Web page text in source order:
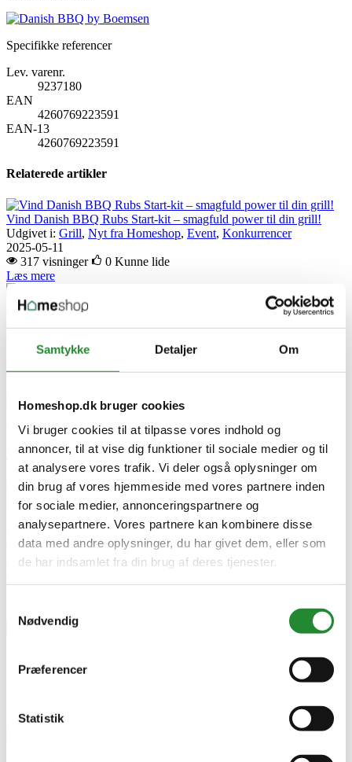
Samtykke Detaljer Om
Homeshop.dk bruger cookies
Vi bruger cookies til at tilpasse vores indhold og
annoncer, til at vise dig funktioner til sociale medier og til
at analysere vores trafik. Vi deler også oplysninger om
din brug af vores hjemmeside med vores partnere inden
for sociale medier, annonceringspartnere og
analysepartnere. Vores partnere kan kombinere disse
data med andre oplysninger, du har givet dem, eller som
de har indsamlet fra din brug af deres tjenester.
Nødvendig
Præferencer
Statistik
Specifikke referencer
Lev. varenr.
9237180
EAN
4260769223591
EAN-13
4260769223591
Relaterede artikler
Vind Danish BBQ Rubs Start-kit – smagfuld power til din grill!
Udgivet i: Grill, Nyt fra Homeshop, Event, Konkurrencer
2025-05-11
317 visninger
0 Kunne lide
Læs mere
Danish BBQ rubs – Smagsguide til prisvindende grillkrydderier
uden tilsætningsstoffer
Udgivet i:Grill,Guide
Opskrifter
322 visninger
0 Kunne lide
Udgivet i:Grill,Nyt fra Homeshop, Nyhed ,Event,Konkurrencer
2026-05-18
Kunne lide
Læs mere
Krydderier
og saucer til grillen | Se Simons favoritter
2026-07-21
21 visninger
0 Kunne lide
Læs mere